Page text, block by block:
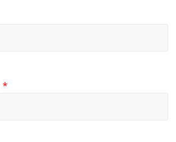
*